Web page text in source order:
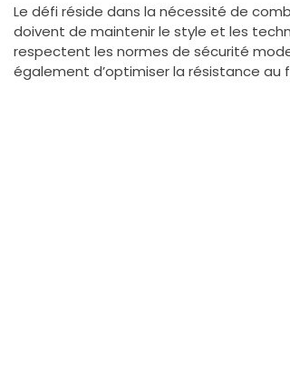
Le défi réside dans la nécessité de
doivent de maintenir le style et les
respectent les normes de sécurité
également d’optimiser la résistance au